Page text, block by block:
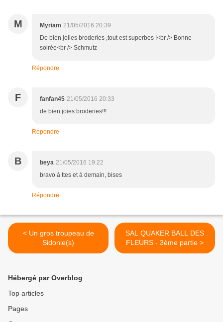
M Myriam 21/05/2016 20:39
De bien jolies broderies ,tout est superbes !<br /> Bonne
soirée<br /> Schmutz
Répondre
F fanfan45 21/05/2016 20:33
de bien joies broderies!!!
Répondre
B beya 21/05/2016 19:22
bravo à ttes et à demain, bises
Répondre
< Un gros troupeau de
Sidonie(s)
SAL QUAKER BALL DES
FLEURS - 3ème partie >
Hébergé par Overblog
Top articles
Pages